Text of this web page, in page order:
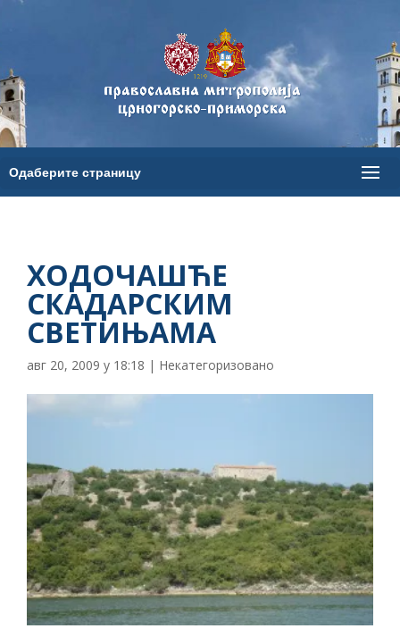
ХОДОЧАШЋЕ
СКАДАРСКИМ
СВЕТИЊАМА
авг 20, 2009 у 18:18 | Некатегоризовано